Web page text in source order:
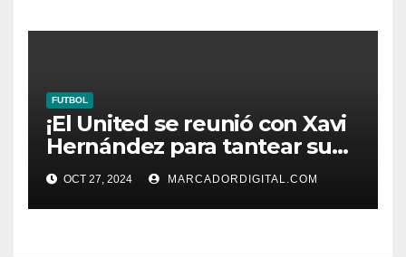
FUTBOL
¡El United se reunió con Xavi
Hernández para tantear su
fichaje!
OCT 27, 2024 MARCADORDIGITAL.COM